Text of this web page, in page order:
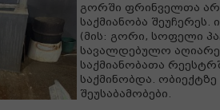
გორში ფრინველთა
საქმიანობა
(მის: გორი, სოფელი
სავალდებულო
საქმიანობათა
საქმინობდა.
შეუსაბამობები.